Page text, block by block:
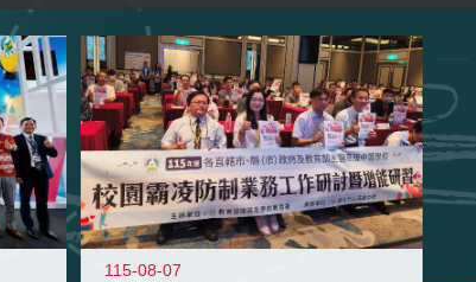
115-08-07